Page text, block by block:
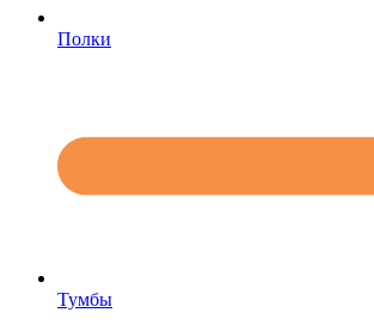
Полки
Тумбы